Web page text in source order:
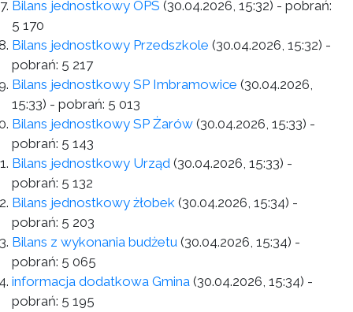
Bilans jednostkowy OPS (30.04.2026, 15:32) - pobrań:
5 170
Bilans jednostkowy Przedszkole (30.04.2026, 15:32) -
pobrań: 5 217
Bilans jednostkowy SP Imbramowice (30.04.2026,
15:33) - pobrań: 5 013
Bilans jednostkowy SP Żarów (30.04.2026, 15:33) -
pobrań: 5 143
Bilans jednostkowy Urząd (30.04.2026, 15:33) -
pobrań: 5 132
Bilans jednostkowy żłobek (30.04.2026, 15:34) -
pobrań: 5 203
Bilans z wykonania budżetu (30.04.2026, 15:34) -
pobrań: 5 065
informacja dodatkowa Gmina (30.04.2026, 15:34) -
pobrań: 5 195